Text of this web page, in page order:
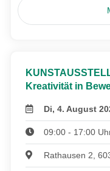
Kreativität in
Di, 4. August
09:00 - 17:00
Rathausen 2,